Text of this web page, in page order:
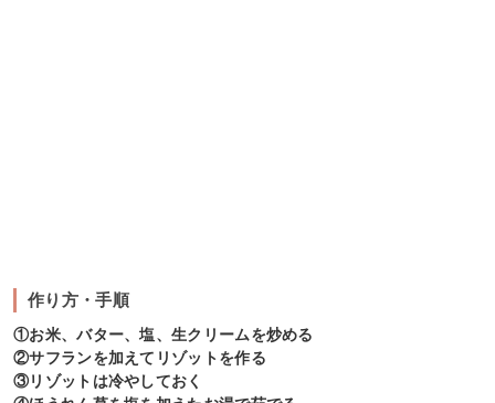
作り方・手順
①お米、バター、塩、生クリームを炒める
②サフランを加えてリゾットを作る
③リゾットは冷やしておく